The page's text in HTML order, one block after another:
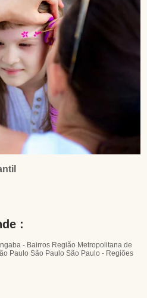
:
- Bairros Região Metropolitana de
Paulo São PauloSão Paulo - Regiões